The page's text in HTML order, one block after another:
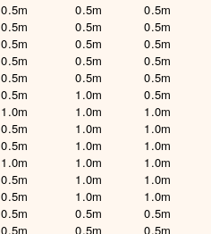
0.5m
0.5m
0.5m
0.5m
0.5m
0.5m
1.0m
0.5m
0.5m
1.0m
0.5m
0.5m
0.5m
0.5m
0.5m
0.5m
0.5m
0.5m
0.5m
1.0m
1.0m
1.0m
1.0m
1.0m
1.0m
1.0m
0.5m
0.5m
0.5m
0.5m
0.5m
0.5m
0.5m
0.5m
1.0m
1.0m
1.0m
1.0m
1.0m
1.0m
0.5m
0.5m